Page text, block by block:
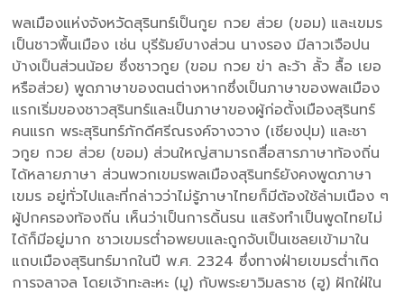
พลเมืองแห่งจังหวัดสุรินทร์เป็นกูย กวย ส่วย (ขอม) และเขมร
เป็นชาวพื้นเมือง เช่น บุรีรัมย์บางส่วน นางรอง มีลาวเจือปน
บ้างเป็นส่วนน้อย ซึ่งชาวกูย (ขอม กวย ข่า ละว้า ลั้ว ลื้อ เยอ
หรือส่วย) พูดภาษาของตนต่างหากซึ่งเป็นภาษาของพลเมือง
แรกเริ่มของชาวสุรินทร์และเป็นภาษาของผู้ก่อตั้งเมืองสุรินทร์
คนแรก พระสุรินทร์ภักดีศรีณรงค์จางวาง (เชียงปุม) และชา
วกูย กวย ส่วย (ขอม) ส่วนใหญ่สามารถสื่อสารภาษาท้องถิ่น
ได้หลายภาษา ส่วนพวกเขมรพลเมืองสุรินทร์ยังคงพูดภาษา
เขมร อยู่ทั่วไปและที่กล่าวว่าไม่รู้ภาษาไทยก็มีต้องใช้ล่ามเนือง ๆ
ผู้ปกครองท้องถิ่น เห็นว่าเป็นการดิ้นรน แสร้งทำเป็นพูดไทยไม่
ได้ก็มีอยู่มาก ชาวเขมรต่ำอพยบและถูกจับเป็นเชลยเข้ามาใน
แถบเมืองสุรินทร์มากในปี พ.ศ. 2324 ซึ่งทางฝ่ายเขมรต่ำเกิด
การจลาจล โดยเจ้าทะละหะ (มู) กับพระยาวิมลราช (ฮู) ฝักใฝ่ใน